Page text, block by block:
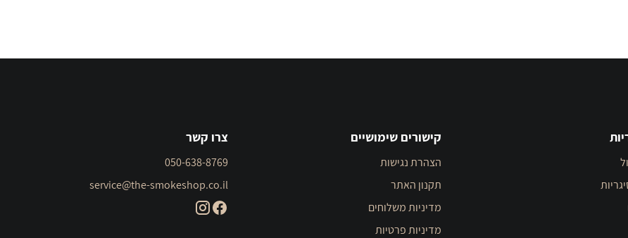
קישורים שימושיים
הצהרת נגישות
תקנון האתר
מדיניות משלוחים
מדיניות פרטיות
צרו קשר
050-638-8769
service@the-smokeshop.co.il